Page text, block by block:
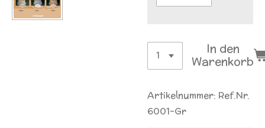
In den
Warenkorb
Artikelnummer: Ref.Nr.
6001-Gr